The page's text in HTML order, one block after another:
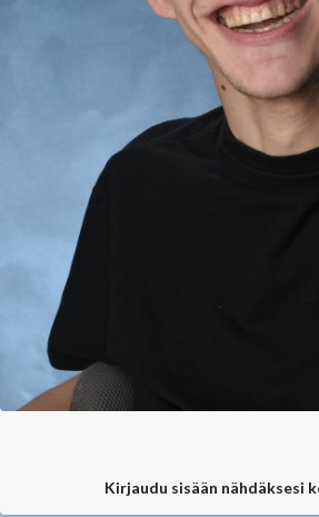
Kirjaudu sisään nähdäksesi